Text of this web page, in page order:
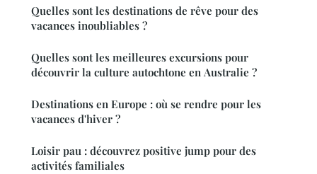
Quelles sont les destinations de rêve pour des
vacances inoubliables ?
Quelles sont les meilleures excursions pour
découvrir la culture autochtone en Australie ?
Destinations en Europe : où se rendre pour les
vacances d'hiver ?
Loisir pau : découvrez positive jump pour des
activités familiales